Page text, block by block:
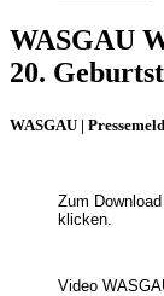
WASGAU
20.
WASGAU |
Zum
klicken.
Video